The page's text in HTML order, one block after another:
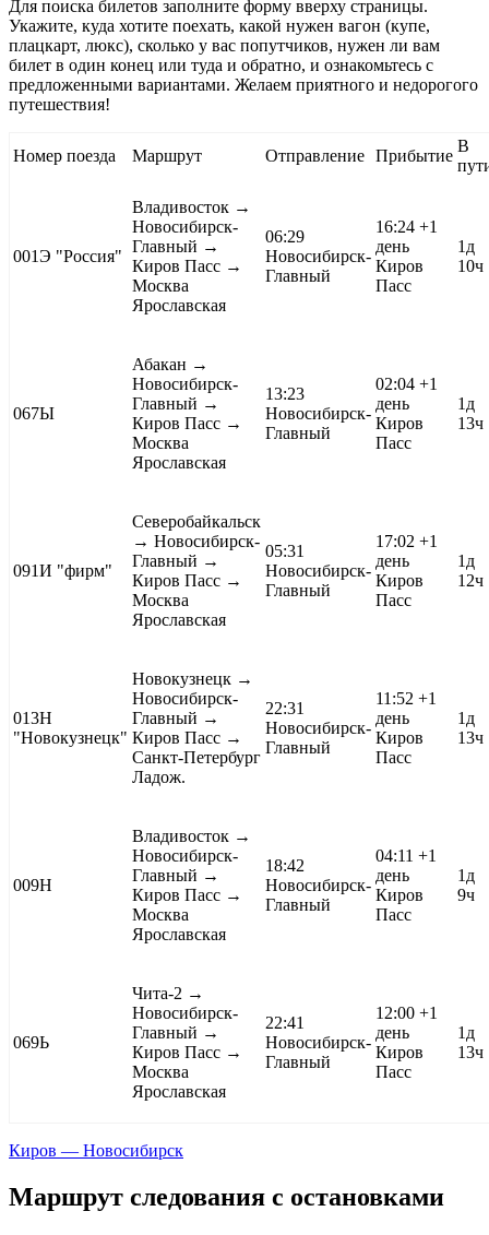
Для поиска билетов заполните форму вверху страницы.
Укажите, куда хотите поехать, какой нужен вагон (купе,
плацкарт, люкс), сколько у вас попутчиков, нужен ли вам
билет в один конец или туда и обратно, и ознакомьтесь с
предложенными вариантами. Желаем приятного и недорогого
путешествия!
Номер поезда Маршрут Отправление Прибытие
В
001Э "Россия"
Владивосток →
Новосибирск-
Главный →
Киров Пасс →
Москва
Ярославская
06:29
Новосибирск-
Главный
16:24 +1
день
Киров
Пасс
1д
10ч
067Ы
Абакан →
Новосибирск-
Главный →
Киров Пасс →
Москва
Ярославская
13:23
Новосибирск-
Главный
02:04 +1
день
Киров
Пасс
1д
13ч
091И "фирм"
Северобайкальск
→ Новосибирск-
Главный →
Киров Пасс →
Москва
Ярославская
05:31
Новосибирск-
Главный
17:02 +1
день
Киров
Пасс
1д
12ч
013Н
"Новокузнецк"
Новокузнецк →
Новосибирск-
Главный →
Киров Пасс →
Санкт-Петербург
Ладож.
22:31
Новосибирск-
Главный
11:52 +1
день
Киров
Пасс
1д
13ч
009Н
Владивосток →
Новосибирск-
Главный →
Киров Пасс →
Москва
Ярославская
18:42
Новосибирск-
Главный
04:11 +1
день
Киров
Пасс
1д
9ч
069Ь
Чита-2 →
Новосибирск-
Главный →
Киров Пасс →
Москва
Ярославская
22:41
Новосибирск-
Главный
12:00 +1
день
Киров
Пасс
1д
13ч
Киров — Новосибирск
Маршрут следования с остановками